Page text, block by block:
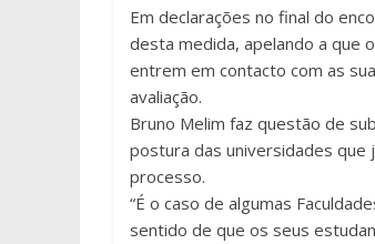
Em declarações no final do
desta medida, apelando a que
entrem em contacto com as
avaliação.
Bruno Melim faz questão de
postura das universidades que
processo.
“É o caso de algumas
sentido de que os seus